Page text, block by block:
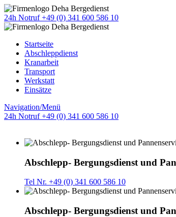
24h Notruf +49 (0) 341 600 586 10
Startseite
Abschleppdienst
Kranarbeit
Transport
Werkstatt
Einsätze
Navigation/Menü
24h Notruf +49 (0) 341 600 586 10
Abschlepp- Bergungsdienst und
Tel Nr. +49 (0) 341 600 586 10
Abschlepp- Bergungsdienst und